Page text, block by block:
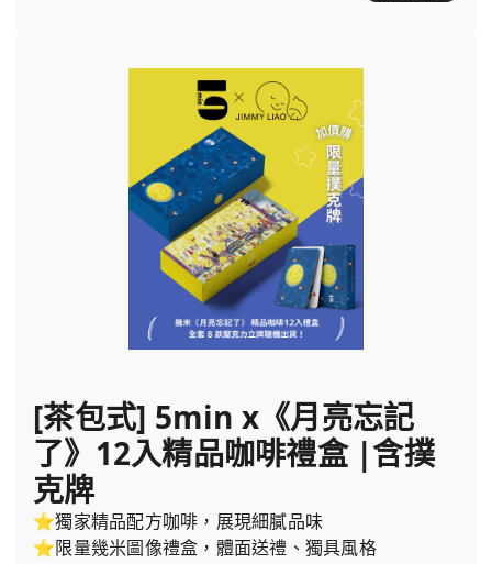
[茶包式] 5min x《月亮忘記
了》12入精品咖啡禮盒 |含撲
克牌
⭐獨家精品配方咖啡，展現細膩品味
⭐限量幾米圖像禮盒，體面送禮、獨具風格